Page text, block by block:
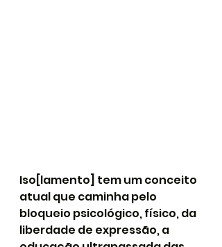
Iso[lamento] tem um conceito
atual que caminha pelo
bloqueio psicológico, físico, da
liberdade de expressão, a